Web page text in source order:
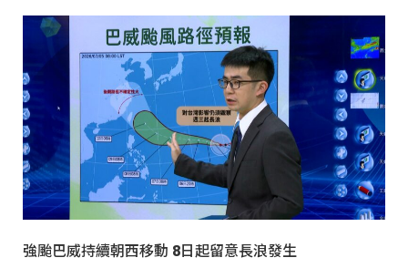
強颱巴威持續朝西移動 8日起留意長浪發生